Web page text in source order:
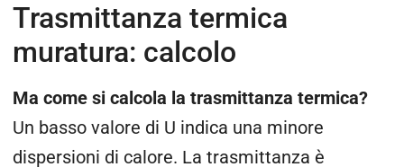
Trasmittanza termica
muratura: calcolo
Ma come si calcola la trasmittanza termica?
Un basso valore di U indica una minore
dispersioni di calore. La trasmittanza è